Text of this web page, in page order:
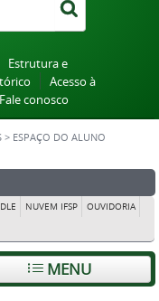
Estrutura e
Acesso à
Fale conosco
> ESPAÇO DO ALUNO
NUVEM IFSP
OUVIDORIA
MENU